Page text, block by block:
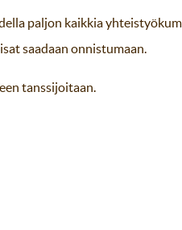
paljon kaikkia
saadaan onnistumaan.
tanssijoitaan.